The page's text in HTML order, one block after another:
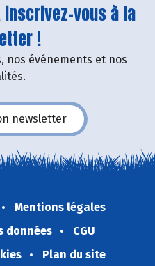
vous à la
!
nos événements et nos
newsletter
Mentions légales
données
CGU
Plan du site